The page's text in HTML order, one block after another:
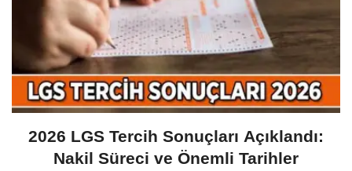
2026 LGS Tercih Sonuçları Açıklandı:
Nakil Süreci ve Önemli Tarihler